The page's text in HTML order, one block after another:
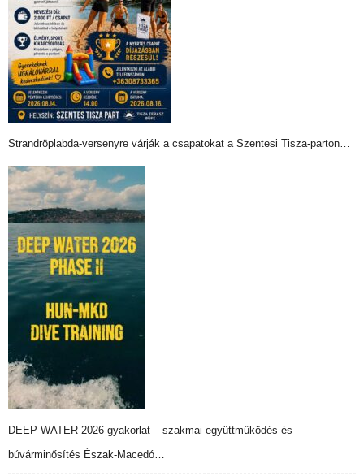
Strandröplabda-versenyre várják a csapatokat a Szentesi Tisza-parton…
DEEP WATER 2026 gyakorlat – szakmai együttműködés és
búvárminősítés Észak-Macedó…